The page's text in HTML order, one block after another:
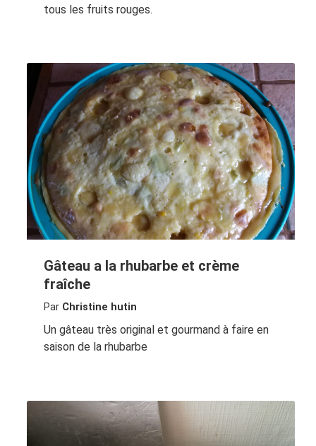
tous les fruits rouges.
Gâteau a la rhubarbe et crème
fraîche
Par Christine hutin
Un gâteau très original et gourmand à faire en
saison de la rhubarbe